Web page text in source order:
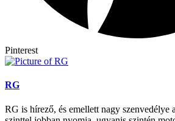
Pinterest
RG
RG is hírező, és emellett nagy szenvedélye